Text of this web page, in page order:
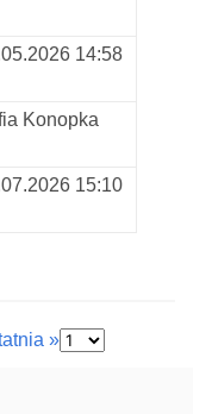
14:58
Konopka
15:10
»